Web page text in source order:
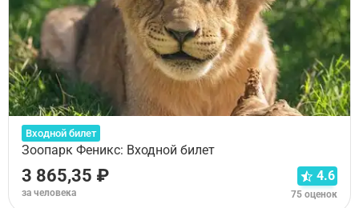
Входной билет
Зоопарк Феникс: Входной билет
3 865,35 ₽
за человека
4.6
75 оценок